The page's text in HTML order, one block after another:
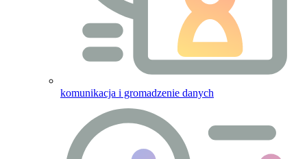
komunikacja i gromadzenie danych